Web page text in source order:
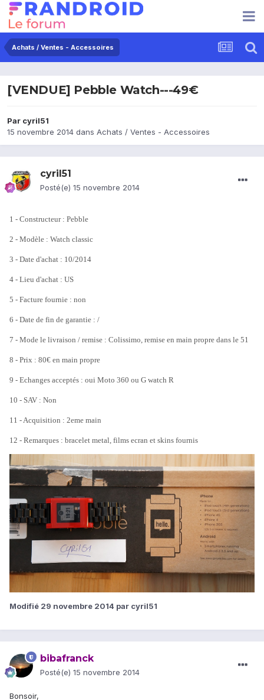
Achats / Ventes - Accessoires
[VENDUE] Pebble Watch---49€
Par cyril51
15 novembre 2014 dans Achats / Ventes - Accessoires
cyril51
Posté(e) 15 novembre 2014
1 - Constructeur : Pebble
2 - Modèle : Watch classic
3 - Date d'achat : 10/2014
4 - Lieu d'achat : US
5 - Facture fournie : non
6 - Date de fin de garantie : /
7 - Mode le livraison / remise : Colissimo, remise en main propre dans le 51
8 - Prix : 80€ en main propre
9 - Echanges acceptés : oui Moto 360 ou G watch R
10 - SAV : Non
11 - Acquisition : 2eme main
12 - Remarques : bracelet metal, films ecran et skins fournis
Modifié 29 novembre 2014 par cyril51
bibafranck
Posté(e) 15 novembre 2014
Bonsoir,